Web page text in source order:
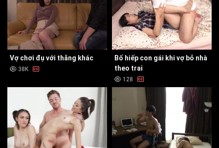
Vợ chơi đụ với thằng khác
38K
Bố hiếp con gái khi vợ bỏ nhà
theo trai
128